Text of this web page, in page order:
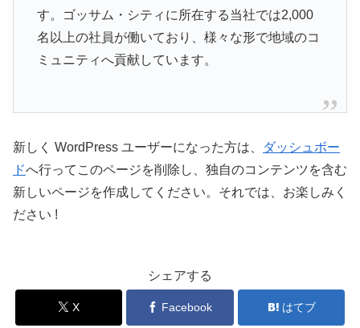
す。ゴッサム・シティに所在する当社では2,000
名以上の社員が働いており、様々な形で地域のコ
ミュニティへ貢献しています。
新しく WordPress ユーザーになった方は、
ダッシュボー
ドへ行ってこのページを削除し、独自のコンテンツを含む
新しいページを作成してください。それでは、お楽しみく
ださい !
シェアする
X Facebook はてブ